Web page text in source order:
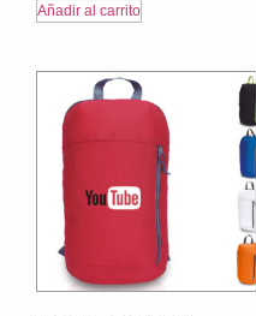
Añadir al carrito